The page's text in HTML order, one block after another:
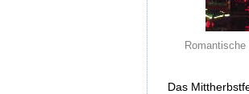
Das